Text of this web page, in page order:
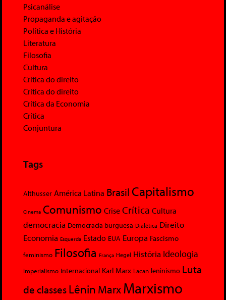
Psicanálise
Propaganda e agitação
Política e História
Literatura
Filosofia
Cultura
Crítica do direito
Crítica do direito
Crítica da Economia
Crítica
Conjuntura
Tags
Althusser América Latina Brasil Capitalismo
Cinema Comunismo Crise Crítica Cultura
democracia Democracia burguesa Dialética Direito
Economia Esquerda Estado EUA Europa Fascismo
feminismo Filosofia França Hegel História Ideologia
Imperialismo Internacional Karl Marx Lacan leninismo Luta
de classesLênin MarxMarxismo